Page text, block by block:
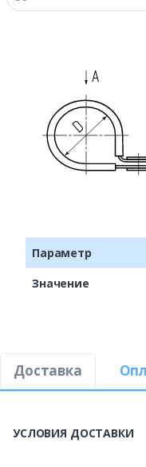
Параметр
Значение
Доставка
УСЛОВИЯ ДОСТАВКИ